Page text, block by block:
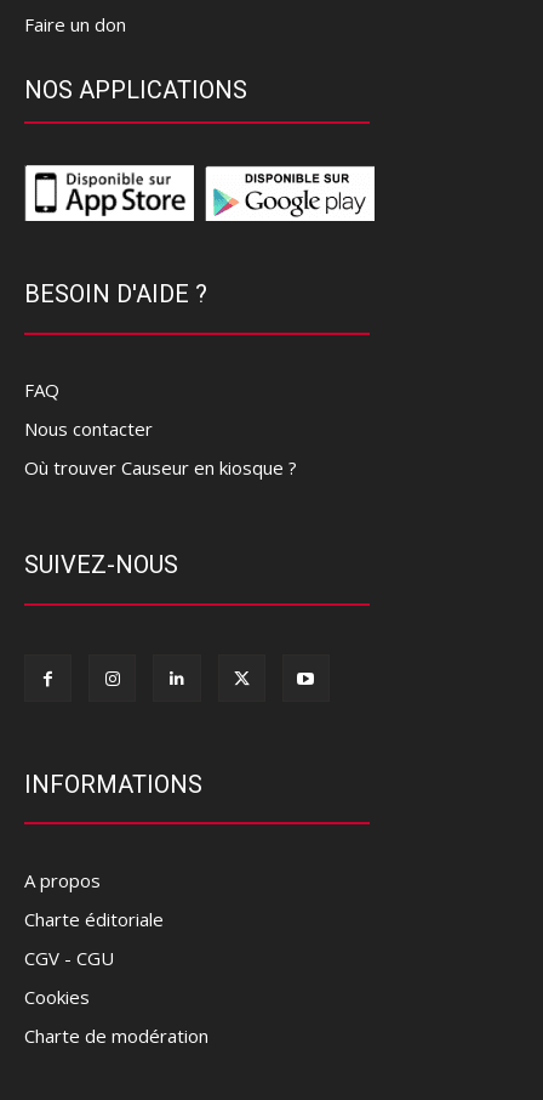
Faire un don
NOS APPLICATIONS
BESOIN D'AIDE ?
FAQ
Nous contacter
Où trouver Causeur en kiosque ?
SUIVEZ-NOUS
INFORMATIONS
A propos
Charte éditoriale
CGV - CGU
Cookies
Charte de modération